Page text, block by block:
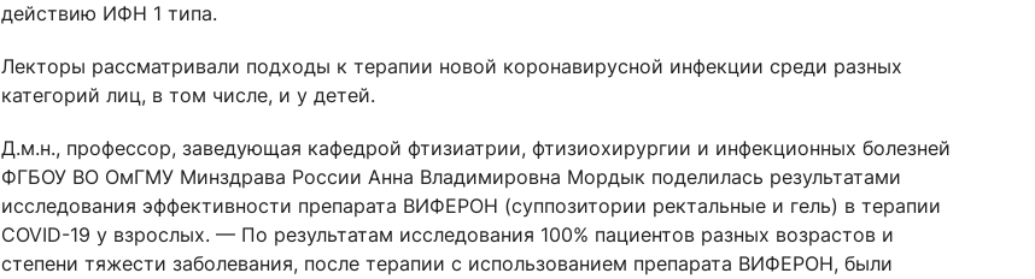
действию ИФН 1 типа.
Лекторы рассматривали подходы к терапии новой коронавирусной инфекции среди разных
категорий лиц, в том числе, и у детей.
Д.м.н., профессор, заведующая кафедрой фтизиатрии, фтизиохирургии и инфекционных болезней
ФГБОУ ВО ОмГМУ Минздрава России Анна Владимировна Мордык поделилась результатами
исследования эффективности препарата ВИФЕРОН (суппозитории ректальные и гель) в терапии
COVID-19 у взрослых. — По результатам исследования 100% пациентов разных возрастов и
степени тяжести заболевания, после терапии с использованием препарата ВИФЕРОН, были